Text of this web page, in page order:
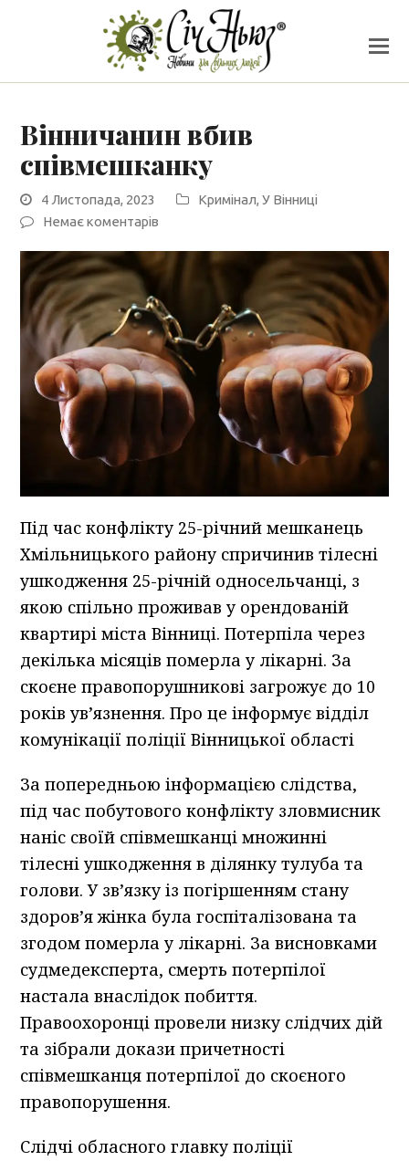
Вінничанин вбив
співмешканку
4 Листопада, 2023 Кримінал,У Вінниці
Немає коментарів
Під час конфлікту 25-річний мешканець
Хмільницького району спричинив тілесні
ушкодження 25-річній односельчанці, з
якою спільно проживав у орендованій
квартирі міста Вінниці. Потерпіла через
декілька місяців померла у лікарні. За
скоєне правопорушникові загрожує до 10
років ув’язнення. Про це інформує відділ
комунікації поліції Вінницької області
За попередньою інформацією слідства,
під час побутового конфлікту зловмисник
наніс своїй співмешканці множинні
тілесні ушкодження в ділянку тулуба та
голови. У зв’язку із погіршенням стану
здоров’я жінка була госпіталізована та
згодом померла у лікарні. За висновками
судмедексперта, смерть потерпілої
настала внаслідок побиття.
Правоохоронці провели низку слідчих дій
та зібрали докази причетності
співмешканця потерпілої до скоєного
правопорушення.
Слідчі обласного главку поліції